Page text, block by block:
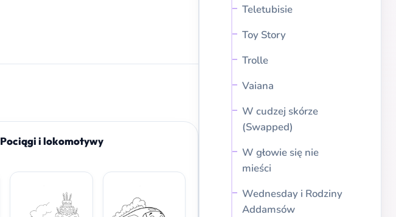
Teletubisie
Toy Story
Trolle
Vaiana
W cudzej skórze
(Swapped)
W głowie się nie
mieści
Wednesday i Rodziny
Addamsów
Pociągi i lokomotywy